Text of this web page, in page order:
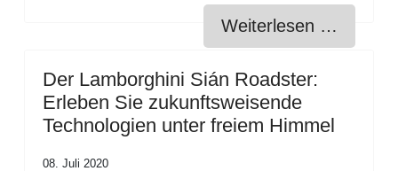
Weiterlesen …
Der Lamborghini Sián Roadster:
Erleben Sie zukunftsweisende
Technologien unter freiem Himmel
08. Juli 2020